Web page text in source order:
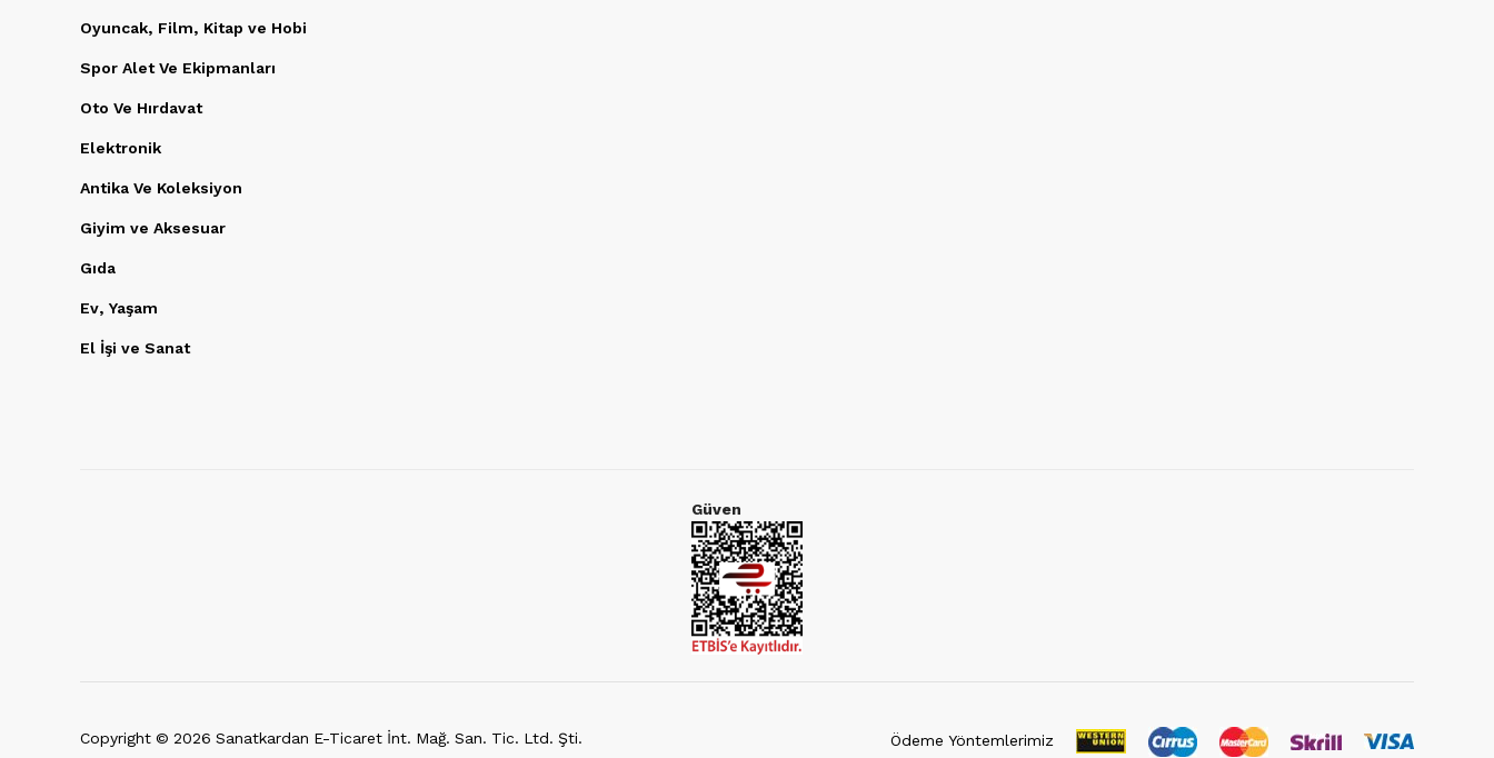
Oyuncak, Film, Kitap ve Hobi
Spor Alet Ve Ekipmanları
Oto Ve Hırdavat
Elektronik
Antika Ve Koleksiyon
Giyim ve Aksesuar
Gıda
Ev, Yaşam
El İşi ve Sanat
Güven
Copyright © 2026 Sanatkardan E-Ticaret İnt. Mağ. San. Tic. Ltd. Şti. Ödeme Yöntemlerimiz